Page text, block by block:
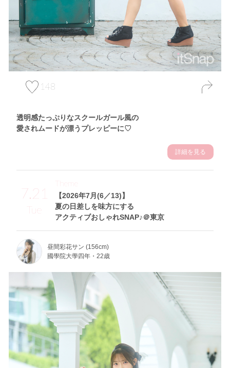
148
透明感たっぷりなスクールガール風の
愛されムードが漂うプレッピーに♡
詳細を見る
7.21
Tue
【2026年7月(6／13)】
夏の日差しを味方にする
アクティブおしゃれSNAP♪＠東京
Theme
昼間彩花サン (156cm)
國學院大學四年・22歳